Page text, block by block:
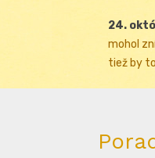
24.
mohol
tiež by